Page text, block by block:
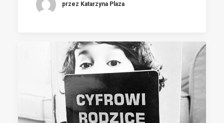
przez Katarzyna Plaza